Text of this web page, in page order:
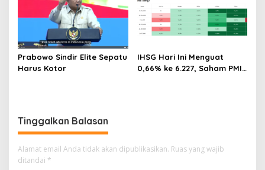
Prabowo Sindir Elite Sepatu
Harus Kotor
IHSG Hari Ini Menguat
0,66% ke 6.227, Saham PMII,
Tinggalkan Balasan
Alamat email Anda tidak akan dipublikasikan. Ruas yang wajib
ditandai *